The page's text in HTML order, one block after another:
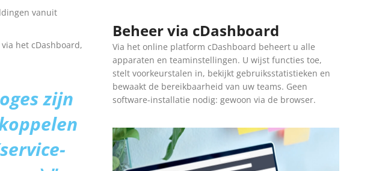
vanuit
het cDashboard,
zijn
Beheer via cDashboard
Via het online platform cDashboard beheert u alle
apparaten en teaminstellingen. U wijst functies toe,
stelt voorkeurstalen in, bekijkt gebruiksstatistieken en
bewaakt de bereikbaarheid van uw teams. Geen
software-installatie nodig: gewoon via de browser.